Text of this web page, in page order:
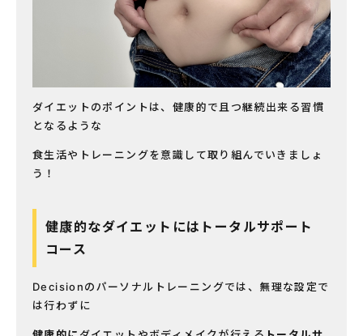
ダイエットのポイントは、健康的で且つ継続出来る習慣
となるような
食生活やトレーニングを意識して取り組んでいきましょ
う！
健康的なダイエットにはトータルサポート
コース
Decisionのパーソナルトレーニングでは、無理な設定で
は行わずに